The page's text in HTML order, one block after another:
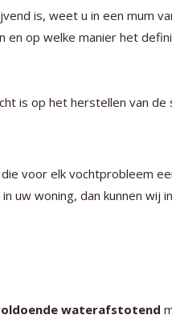
is, weet u in een mum
op welke manier het
is op het herstellen van de
die voor elk vochtprobleem
uw woning, dan kunnen wij
waterafstotend